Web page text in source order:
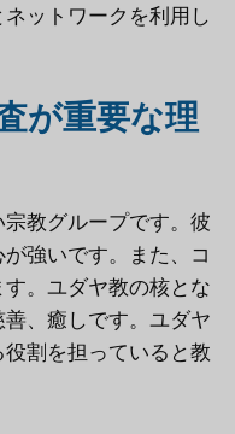
ットワークを利用し
が重要な理
教グループです。彼
強いです。また、コ
。ユダヤ教の核とな
、癒しです。ユダヤ
割を担っていると教